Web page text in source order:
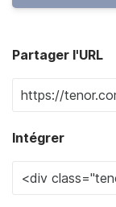
Partager l'URL
Intégrer